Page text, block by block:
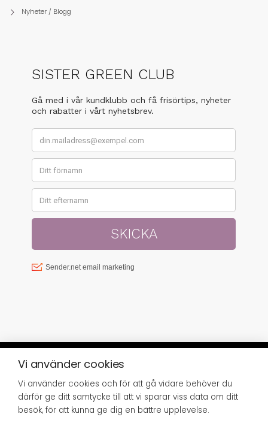
Nyheter / Blogg
© SISTER GREEN 2023 | FRISÖRGÅRDEN
SUNDSVALL AB, SJÖGATAN 8, 852 34
SUNDSVALL,INFO@SISTERGREEN.SE
Vi använder cookies
Vi använder cookies och för att gå vidare behöver du
därför ge ditt samtycke till att vi sparar viss data om ditt
besök, för att kunna ge dig en bättre upplevelse.